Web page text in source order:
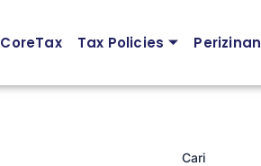
CoreTax Tax Policies Perizinan
Cari